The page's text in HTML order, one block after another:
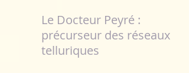
Le Docteur Peyré :
précurseur des réseaux
telluriques